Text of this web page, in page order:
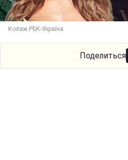
Колаж РБК-Україна
Поделиться